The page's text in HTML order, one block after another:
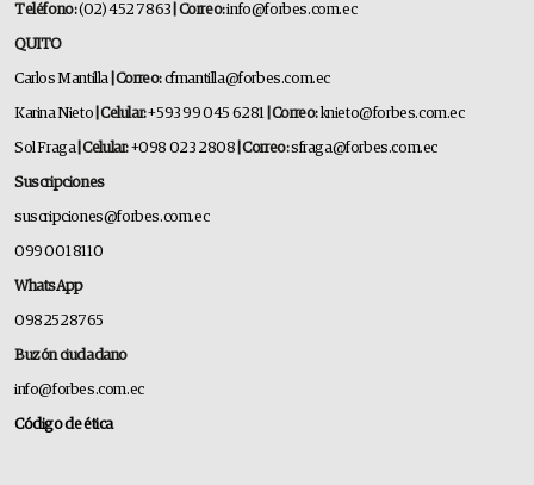
Teléfono:(02) 452 7863 | Correo:info@forbes.com.ec
QUITO
Carlos Mantilla | Correo:cfmantilla@forbes.com.ec
Karina Nieto | Celular:+593 99 045 6281 | Correo:knieto@forbes.com.ec
Sol Fraga| Celular:+098 023 2808 | Correo:sfraga@forbes.com.ec
Suscripciones
suscripciones@forbes.com.ec
099 001 8110
WhatsApp
0982528765
Buzón ciudadano
info@forbes.com.ec
Código de ética